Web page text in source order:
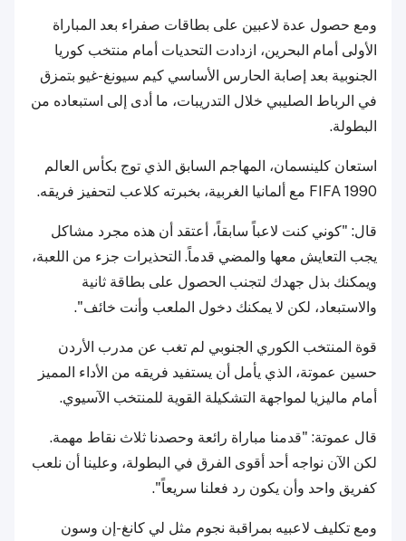
ومع حصول عدة لاعبين على بطاقات صفراء بعد المباراة
الأولى أمام البحرين، ازدادت التحديات أمام منتخب كوريا
الجنوبية بعد إصابة الحارس الأساسي كيم سيونغ-غيو بتمزق
في الرباط الصليبي خلال التدريبات، ما أدى إلى استبعاده من
البطولة.
استعان كلينسمان، المهاجم السابق الذي توج بكأس العالم
FIFA 1990 مع ألمانيا الغربية، بخبرته كلاعب لتحفيز فريقه.
قال: "كوني كنت لاعباً سابقاً، أعتقد أن هذه مجرد مشاكل
يجب التعايش معها والمضي قدماً. التحذيرات جزء من اللعبة،
ويمكنك بذل جهدك لتجنب الحصول على بطاقة ثانية
والاستبعاد، لكن لا يمكنك دخول الملعب وأنت خائف".
قوة المنتخب الكوري الجنوبي لم تغب عن مدرب الأردن
حسين عموتة، الذي يأمل أن يستفيد فريقه من الأداء المميز
أمام ماليزيا لمواجهة التشكيلة القوية للمنتخب الآسيوي.
قال عموتة: "قدمنا مباراة رائعة وحصدنا ثلاث نقاط مهمة.
لكن الآن نواجه أحد أقوى الفرق في البطولة، وعلينا أن نلعب
كفريق واحد وأن يكون رد فعلنا سريعاً".
ومع تكليف لاعبيه بمراقبة نجوم مثل لي كانغ-إن وسون